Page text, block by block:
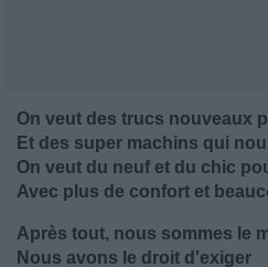
On veut des trucs nouveaux
Et des super machins qui
On veut du neuf et du chic
Avec plus de confort et
Après tout, nous sommes le
Nous avons le droit d'exiger